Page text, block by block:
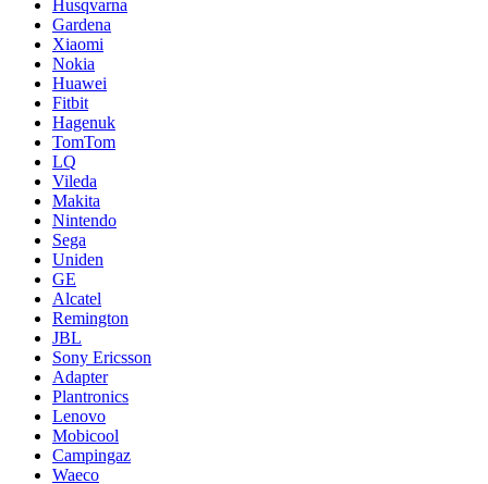
Husqvarna
Gardena
Xiaomi
Nokia
Huawei
Fitbit
Hagenuk
TomTom
LQ
Vileda
Makita
Nintendo
Sega
Uniden
GE
Alcatel
Remington
JBL
Sony Ericsson
Adapter
Plantronics
Lenovo
Mobicool
Campingaz
Waeco